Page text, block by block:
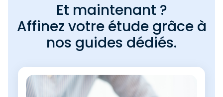
Et maintenant ?
Affinez votre étude grâce à
nos guides dédiés.